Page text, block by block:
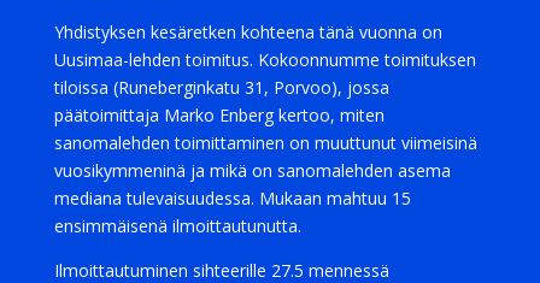
Yhdistyksen kesäretken kohteena tänä vuonna on
Uusimaa-lehden toimitus. Kokoonnumme toimituksen
tiloissa (Runeberginkatu 31, Porvoo), jossa
päätoimittaja Marko Enberg kertoo, miten
sanomalehden toimittaminen on muuttunut viimeisinä
vuosikymmeninä ja mikä on sanomalehden asema
mediana tulevaisuudessa. Mukaan mahtuu 15
ensimmäisenä ilmoittautunutta.
Ilmoittautuminen sihteerille 27.5 mennessä